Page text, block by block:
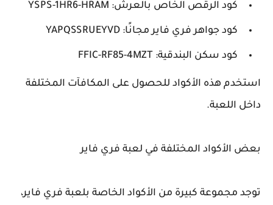
كود الرقص الخاص بالعرش: YSPS-1HR6-HRAM
كود جواهر فري فاير مجانًا: YAPQSSRUEYVD
كود سكن البندقية: FFIC-RF85-4MZT
استخدم هذه الأكواد للحصول على المكافآت المختلفة
داخل اللعبة.
بعض الأكواد المختلفة في لعبة فري فاير
توجد مجموعة كبيرة من الأكواد الخاصة بلعبة فري فاير،